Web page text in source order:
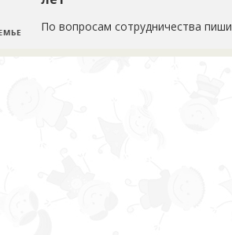
По вопросам сотрудничества